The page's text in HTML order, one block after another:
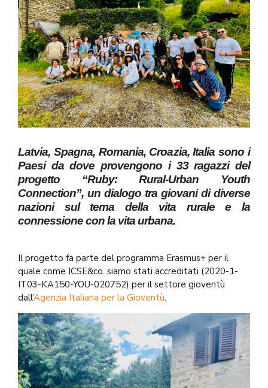
Latvia, Spagna, Romania, Croazia, Italia sono i
Paesi da dove provengono i 33 ragazzi del
progetto “Ruby: Rural-Urban Youth
Connection”, un dialogo tra giovani di diverse
nazioni sul tema della vita rurale e la
connessione con la vita urbana.
Il progetto fa parte del programma Erasmus+ per il
quale come ICSE&co. siamo stati accreditati (2020-1-
IT03-KA150-YOU-020752) per il settore gioventù
dall’Agenzia Italiana per la Gioventù.